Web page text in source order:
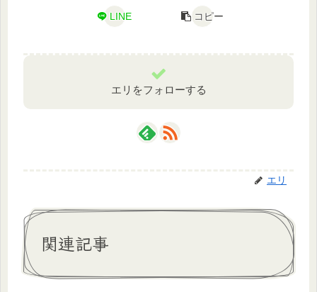
LINE コピー
エリをフォローする
エリ
関連記事